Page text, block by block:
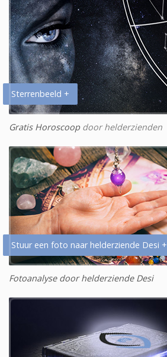
Sterrenbeeld +
Gratis Horoscoopdoor helderzienden
Stuur een foto naar helderziende Desi +
Fotoanalyse door helderziende Desi